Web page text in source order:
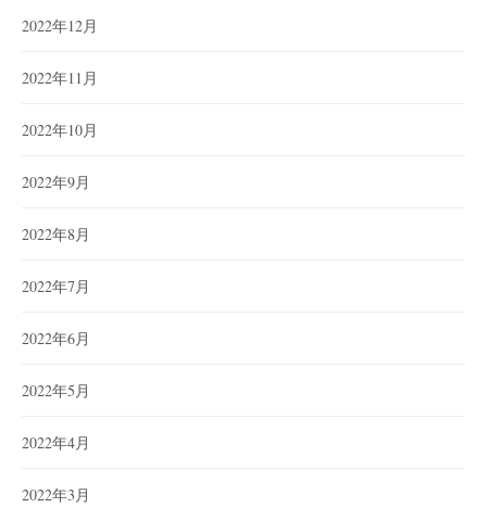
2022年12月
2022年11月
2022年10月
2022年9月
2022年8月
2022年7月
2022年6月
2022年5月
2022年4月
2022年3月